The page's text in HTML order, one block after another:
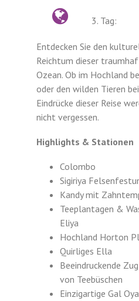
3. Tag:
Entdecken Sie den
Reichtum dieser
Ozean. Ob im Hochland
oder den wilden Tieren
Eindrücke dieser Reise
nicht vergessen.
Highlights & Stationen
Colombo
Sigiriya
Kandy mit
Teeplantagen &
Eliya
Hochland Horton
Quirliges Ella
Beeindruckende
von Teebüschen
Einzigartige Gal